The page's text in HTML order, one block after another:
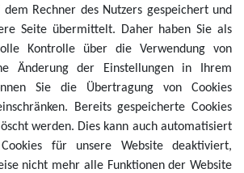
Rechner des Nutzers gespeichert und
Seite übermittelt. Daher haben Sie als
Kontrolle über die Verwendung von
Änderung der Einstellungen in Ihrem
Sie die Übertragung von Cookies
Bereits gespeicherte Cookies
werden. Dies kann auch automatisiert
für unsere Website deaktiviert,
nicht mehr alle Funktionen der Website